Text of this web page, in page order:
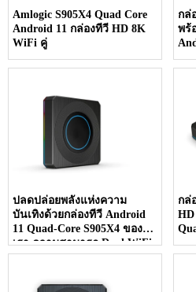
Amlogic S905X4 Quad Core
Android 11 กล่องทีวี HD 8K
WiFi คู่
กล่
พร้
ปลดปล่อยพลังแห่งความ
บันเทิงด้วยกล่องทีวี Android
11 Quad-Core S905X4 ของ
เรา ความสามารถ Dual WiFi,
HD และ 8K กำหนด
อัพเกรดสู่อนาคตของกล่องทีวี
กล่
HD